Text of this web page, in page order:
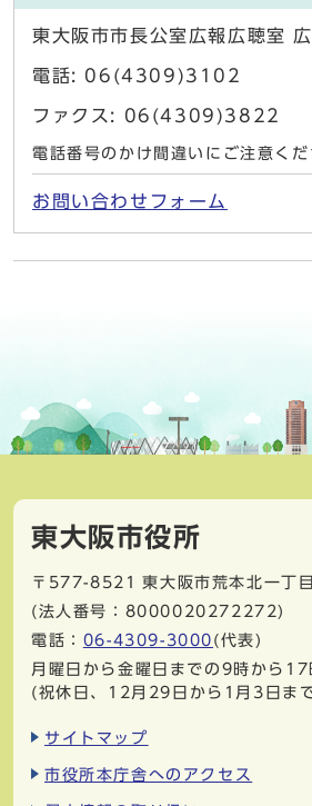
東大阪市市長公室広報広聴室
電話: 06(4309)3102
ファクス: 06(4309)3822
電話番号のかけ間違いにご注意くだ
お問い合わせフォーム
東大阪市役所
〒577-8521
東大阪市荒本北一丁
(法人番号：8000020272272)
電話： 06-4309-3000 (代表)
月曜日から金曜日までの9時から
(祝休日、12月29日から1月3日ま
サイトマップ
市役所本庁舎へのアクセス